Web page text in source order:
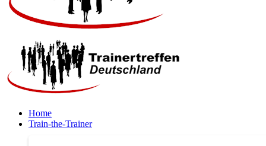
Home
Train-the-Trainer